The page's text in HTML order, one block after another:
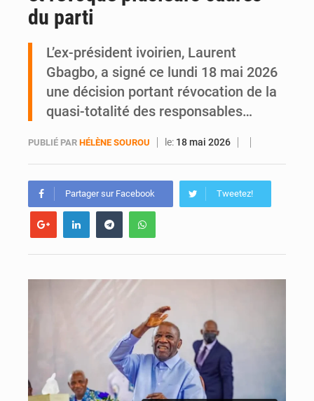
du parti
L’ex-président ivoirien, Laurent
Gbagbo, a signé ce lundi 18 mai 2026
une décision portant révocation de la
quasi-totalité des responsables…
PUBLIÉ PAR HÉLÈNE SOUROU le: 18 mai 2026
Partager sur Facebook Tweetez!